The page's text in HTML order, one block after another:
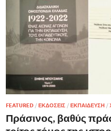
FEATURED / ΕΚΔΟΣΕΙΣ / ΕΚΠΑΙΔΕΥΣΗ /
Πράσινος, βαθύς